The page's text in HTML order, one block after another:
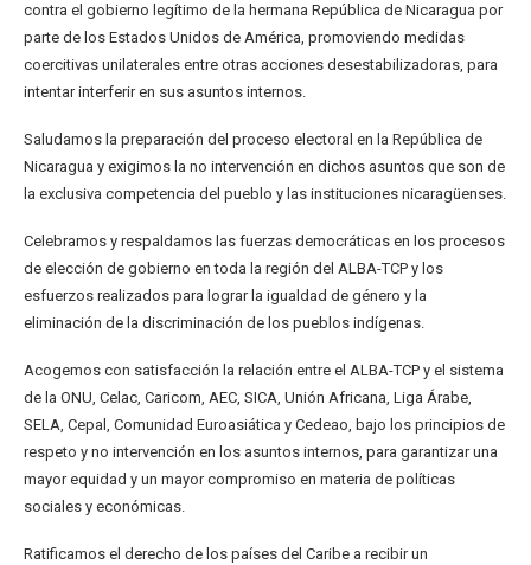
contra el gobierno legítimo de la hermana República de Nicaragua por
parte de los Estados Unidos de América, promoviendo medidas
coercitivas unilaterales entre otras acciones desestabilizadoras, para
intentar interferir en sus asuntos internos.
Saludamos la preparación del proceso electoral en la República de
Nicaragua y exigimos la no intervención en dichos asuntos que son de
la exclusiva competencia del pueblo y las instituciones nicaragüenses.
Celebramos y respaldamos las fuerzas democráticas en los procesos
de elección de gobierno en toda la región del ALBA-TCP y los
esfuerzos realizados para lograr la igualdad de género y la
eliminación de la discriminación de los pueblos indígenas.
Acogemos con satisfacción la relación entre el ALBA-TCP y el sistema
de la ONU, Celac, Caricom, AEC, SICA, Unión Africana, Liga Árabe,
SELA, Cepal, Comunidad Euroasiática y Cedeao, bajo los principios de
respeto y no intervención en los asuntos internos, para garantizar una
mayor equidad y un mayor compromiso en materia de políticas
sociales y económicas.
Ratificamos el derecho de los países del Caribe a recibir un